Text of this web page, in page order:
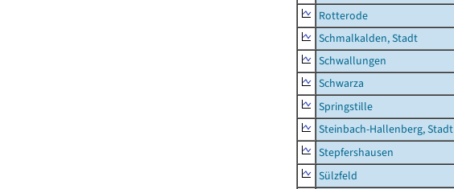
Rotterode
Schmalkalden, Stadt
Schwallungen
Schwarza
Springstille
Steinbach-Hallenberg, Stadt
Stepfershausen
Sülzfeld